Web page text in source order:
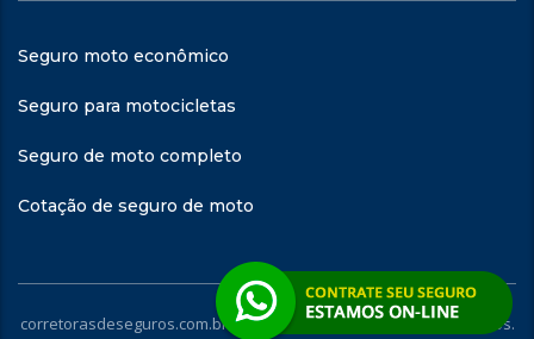
Seguro moto econômico
Seguro para motocicletas
Seguro de moto completo
Cotação de seguro de moto
corretorasdeseguros.com.br - © 2023. Todos os direitos reservados.